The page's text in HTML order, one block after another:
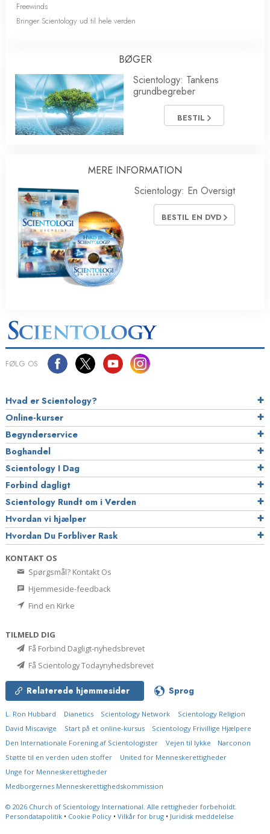
Freewinds
Bringer Scientology ud til hele verden
BØGER
Scientology: Tankens
grundbegreber
BESTIL
MERE INFORMATION
Scientology: En Oversigt
BESTIL EN DVD
FØLG OS
Hvad er Scientology?
Online-kurser
Begynderservice
Boghandel
Scientology I Dag
Forbind dagligt
Scientology Rundt om i Verden
Hvordan vi hjælper
Hvordan Du Forbliver Rask
KONTAKT OS
Spørgsmål? Kontakt Os
Hjemmeside-feedback
Find en Kirke
TILMELD DIG
Få Forbind Dagligt-nyhedsbrevet
Få Scientology Todaynyhedsbrevet
Relaterede hjemmesider Sprog
L. Ron Hubbard Dianetics Scientology Network
Scientology Religion
David Miscavige
Start på et online-kursus
Scientology Frivillige Hjælpere
Den Internationale Forening af Scientologister
Vejen til lykke
Narconon
Støtte til en verden uden stoffer
United for Menneskerettigheder
Unge for Menneskerettigheder
Medborgernes Menneskerettigheds­kommission
© 2026 Church of Scientology International. Alle rettigheder forbeholdt.
Persondatapolitik • Cookie Policy • Vilkår for brug • Juridisk meddelelse